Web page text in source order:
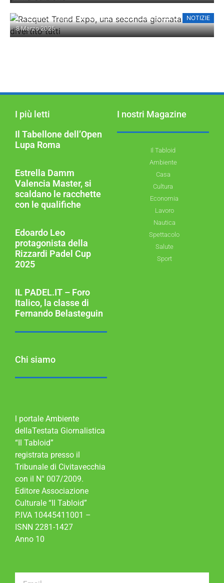
NOTIZIE
RACQUET TREND EXPO, UNA SECONDA
GIORNATA CHE HA DIVERTITO TUTTI
8 Marzo 2025
I più letti
Il Tabellone dell’Open
Lupa Roma
Estrella Damm
Valencia Master, si
scaldano le racchette
con le qualifiche
Edoardo Leo
protagonista della
Rizzardi Padel Cup
2025
IL PADEL.IT – Foro
Italico, la classe di
Fernando Belasteguin
I nostri Magazine
Il Tabloid
Ambiente
Casa
Cultura
Economia
Lavoro
Nautica
Spettacolo
Salute
Sport
Chi siamo
l portale Ambiente
dellaTestata Giornalistica
“Il Tabloid”
registrata presso il
Tribunale di Civitavecchia
con il N° 007/2009.
Editore Associazione
Culturale “Il Tabloid”
P.IVA 10445411001 –
ISNN 2281-1427
Anno 10